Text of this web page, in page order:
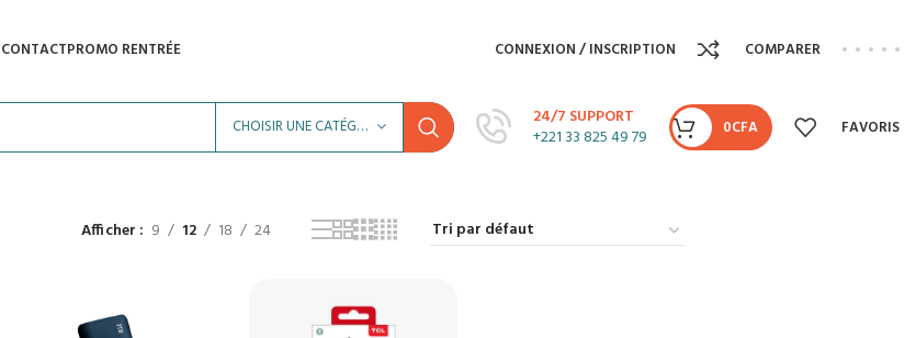
CONTACTPROMO RENTRÉE CONNEXION / INSCRIPTION COMPARER
CHOISIR UNE CATÉGORIE
24/7 SUPPORT
+221 33 825 49 79
0CFA FAVORIS
Afficher 9 12 18 24